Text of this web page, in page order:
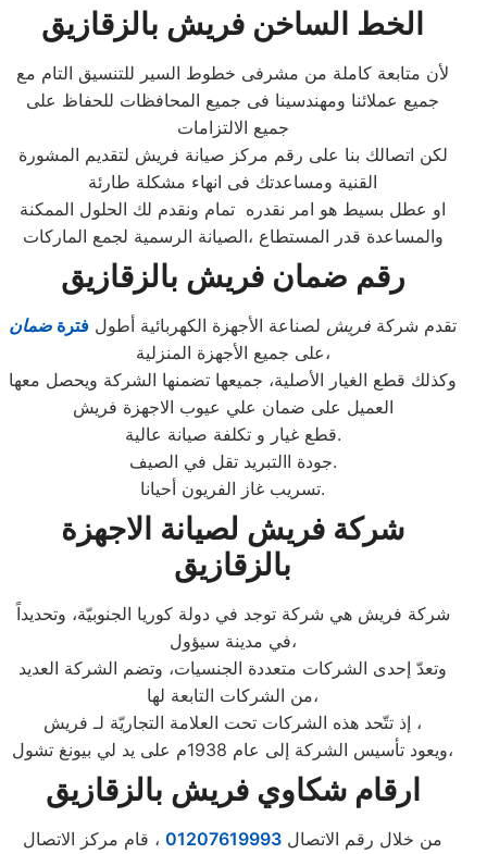
الخط الساخن فريش بالزقازيق
لأن متابعة كاملة من مشرفى خطوط السير للتنسيق التام مع
جميع عملائنا ومهندسينا فى جميع المحافظات للحفاظ على
جميع الالتزامات
لكن اتصالك بنا على رقم مركز صيانة فريش لتقديم المشورة
القنية ومساعدتك فى انهاء مشكلة طارئة
او عطل بسيط هو امر نقدره تمام ونقدم لك الحلول الممكنة
والمساعدة قدر المستطاع ،الصيانة الرسمية لجمع الماركات
رقم ضمان فريش بالزقازيق
تقدم شركة فريش لصناعة الأجهزة الكهربائية أطول فترة ضمان
على جميع الأجهزة المنزلية،
وكذلك قطع الغيار الأصلية، جميعها تضمنها الشركة ويحصل معها
العميل على ضمان علي عيوب الاجهزة فريش
قطع غيار و تكلفة صيانة عالية.
جودة االتبريد تقل في الصيف.
تسريب غاز الفريون أحيانا.
شركة فريش لصيانة الاجهزة
بالزقازيق
شركة فريش هي شركة توجد في دولة كوريا الجنوبيّة، وتحديداً
في مدينة سيؤول،
وتعدّ إحدى الشركات متعددة الجنسيات، وتضم الشركة العديد
من الشركات التابعة لها،
إذ تتّحد هذه الشركات تحت العلامة التجاريّة لـ فريش ،
ويعود تأسيس الشركة إلى عام 1938م على يد لي بيونغ تشول،
ارقام شكاوي فريش بالزقازيق
من خلال رقم الاتصال 01207619993 ، قام مركز الاتصال